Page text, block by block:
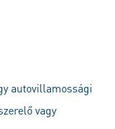
autovillamossági
vagy